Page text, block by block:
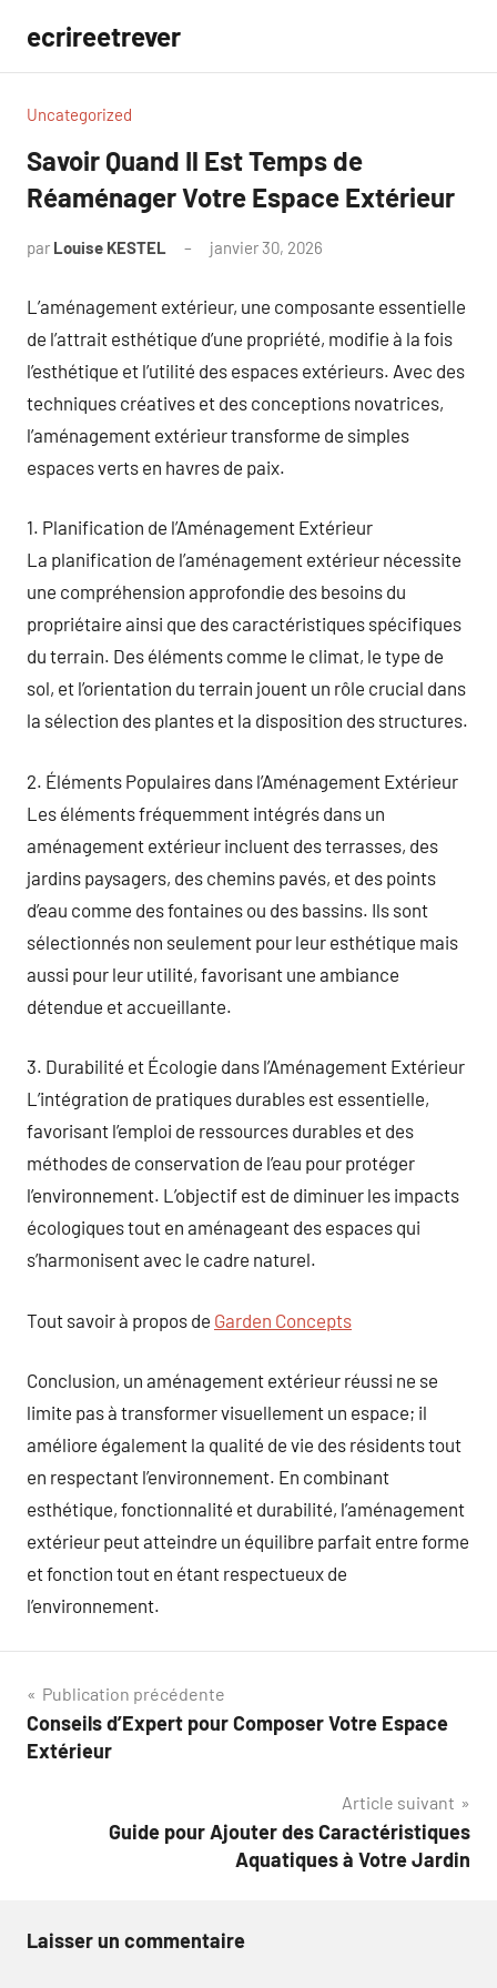
contenu
ecrireetrever
Uncategorized
Savoir Quand Il Est Temps de
Réaménager Votre Espace Extérieur
par Louise KESTEL janvier 30, 2026
L’aménagement extérieur, une composante essentielle
de l’attrait esthétique d’une propriété, modifie à la fois
l’esthétique et l’utilité des espaces extérieurs. Avec des
techniques créatives et des conceptions novatrices,
l’aménagement extérieur transforme de simples
espaces verts en havres de paix.
1. Planification de l’Aménagement Extérieur
La planification de l’aménagement extérieur nécessite
une compréhension approfondie des besoins du
propriétaire ainsi que des caractéristiques spécifiques
du terrain. Des éléments comme le climat, le type de
sol, et l’orientation du terrain jouent un rôle crucial dans
la sélection des plantes et la disposition des structures.
2. Éléments Populaires dans l’Aménagement Extérieur
Les éléments fréquemment intégrés dans un
aménagement extérieur incluent des terrasses, des
jardins paysagers, des chemins pavés, et des points
d’eau comme des fontaines ou des bassins. Ils sont
sélectionnés non seulement pour leur esthétique mais
aussi pour leur utilité, favorisant une ambiance
détendue et accueillante.
3. Durabilité et Écologie dans l’Aménagement Extérieur
L’intégration de pratiques durables est essentielle,
favorisant l’emploi de ressources durables et des
méthodes de conservation de l’eau pour protéger
l’environnement. L’objectif est de diminuer les impacts
écologiques tout en aménageant des espaces qui
s’harmonisent avec le cadre naturel.
Tout savoir à propos de Garden Concepts
Conclusion, un aménagement extérieur réussi ne se
limite pas à transformer visuellement un espace; il
améliore également la qualité de vie des résidents tout
en respectant l’environnement. En combinant
esthétique, fonctionnalité et durabilité, l’aménagement
extérieur peut atteindre un équilibre parfait entre forme
et fonction tout en étant respectueux de
l’environnement.
Navigation
de
Publication précédente
Conseils d’Expert pour Composer Votre Espace
Extérieur
Article suivant
Guide pour Ajouter des Caractéristiques
Aquatiques à Votre Jardin
Laisser un commentaire